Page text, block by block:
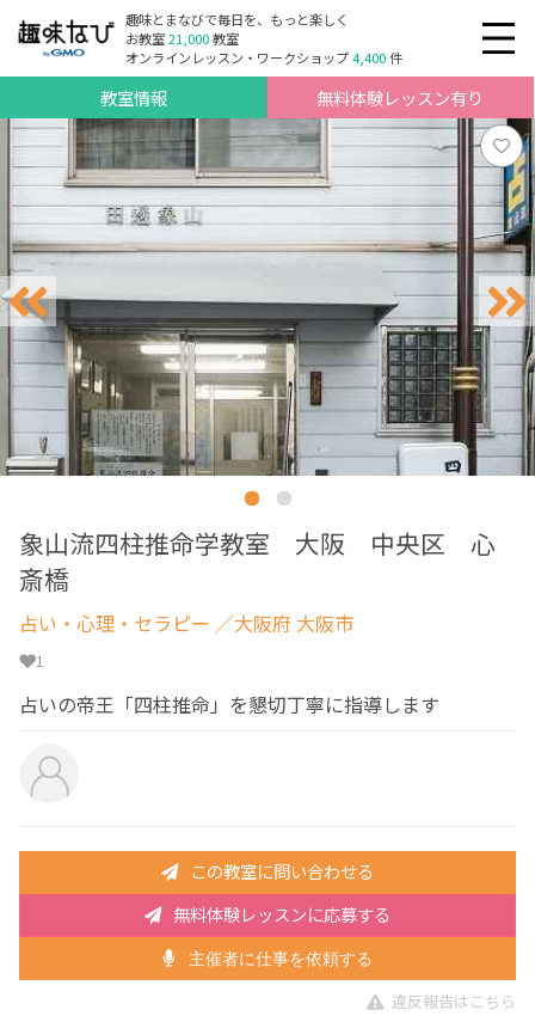
趣味とまなびで毎日を、もっと楽しく
お教室21,000教室
オンラインレッスン・ワークショップ4,400件
教室情報 無料体験レッスン有り
象山流四柱推命学教室 大阪 中央区 心
斎橋
占い・心理・セラピー ／大阪府 大阪市
1
占いの帝王「四柱推命」を懇切丁寧に指導します
この教室に問い合わせる
無料体験レッスンに応募する
主催者に仕事を依頼する
違反報告はこちら